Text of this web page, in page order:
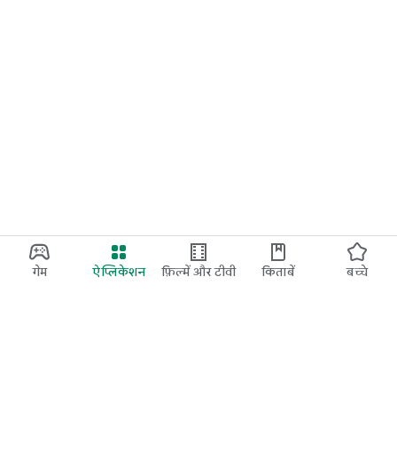
गेम ऐप्लिकेशन फ़िल्में और टीवी किताबें बच्चे